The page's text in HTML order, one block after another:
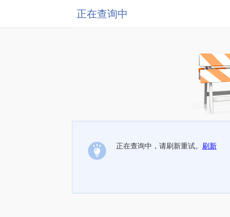
正在查询中
正在查询中，请刷新重试。 刷新